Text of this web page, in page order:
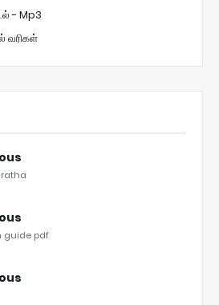
- Mp3
வரிகள்
guide pdf